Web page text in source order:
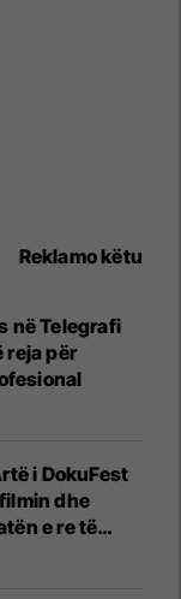
Reklamo këtu
në Telegrafi
reja për
i DokuFest
dhe
e re të